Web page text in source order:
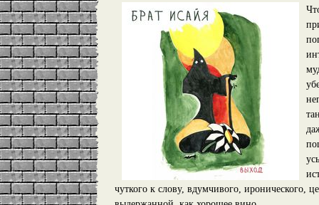
чуткого к слову, вдумчивого, иронического,